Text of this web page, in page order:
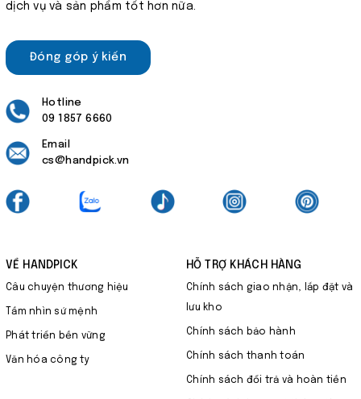
dịch vụ và sản phẩm tốt hơn nữa.
Đóng góp ý kiến
Hotline
09 1857 6660
Email
cs@handpick.vn
VỀ HANDPICK
Câu chuyện thương hiệu
Tầm nhìn sứ mệnh
Phát triển bền vững
Văn hóa công ty
HỖ TRỢ KHÁCH HÀNG
Chính sách giao nhận, lắp đặt và
lưu kho
Chính sách bảo hành
Chính sách thanh toán
Chính sách đổi trả và hoàn tiền